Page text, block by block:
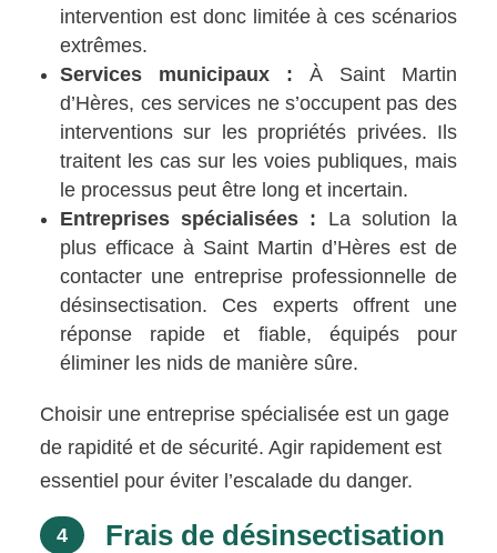
intervention est donc limitée à ces scénarios
extrêmes.
Services municipaux : À Saint Martin
d’Hères, ces services ne s’occupent pas des
interventions sur les propriétés privées. Ils
traitent les cas sur les voies publiques, mais
le processus peut être long et incertain.
Entreprises spécialisées : La solution la
plus efficace à Saint Martin d’Hères est de
contacter une entreprise professionnelle de
désinsectisation. Ces experts offrent une
réponse rapide et fiable, équipés pour
éliminer les nids de manière sûre.
Choisir une entreprise spécialisée est un gage
de rapidité et de sécurité. Agir rapidement est
essentiel pour éviter l’escalade du danger.
4
Frais de désinsectisation